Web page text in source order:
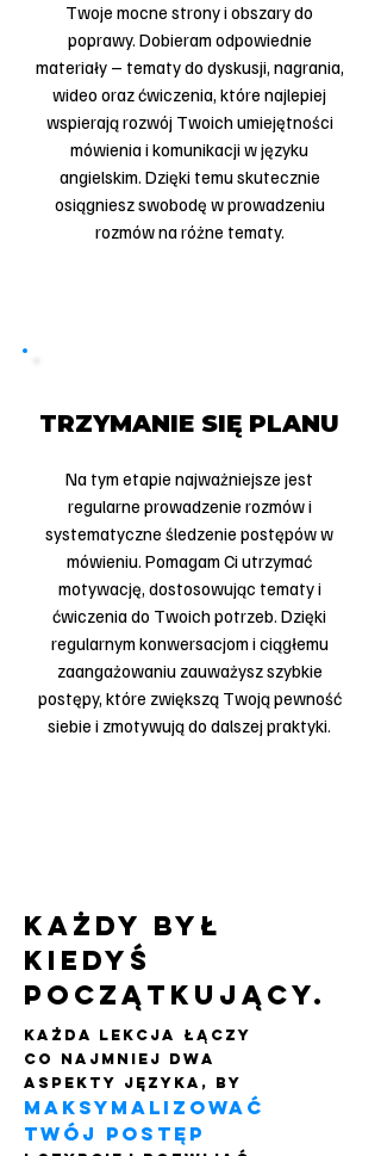
Twoje mocne strony i obszary do
poprawy. Dobieram odpowiednie
materiały – tematy do dyskusji, nagrania,
wideo oraz ćwiczenia, które najlepiej
wspierają rozwój Twoich umiejętności
mówienia i komunikacji w języku
angielskim. Dzięki temu skutecznie
osiągniesz swobodę w prowadzeniu
rozmów na różne tematy.
TRZYMANIE SIĘ PLANU
Na tym etapie najważniejsze jest
regularne prowadzenie rozmów i
systematyczne śledzenie postępów w
mówieniu. Pomagam Ci utrzymać
motywację, dostosowując tematy i
ćwiczenia do Twoich potrzeb. Dzięki
regularnym konwersacjom i ciągłemu
zaangażowaniu zauważysz szybkie
postępy, które zwiększą Twoją pewność
siebie i zmotywują do dalszej praktyki.
każdy był
kiedyś
początkujący.
każda lekcja łączy
co najmniej dwa
aspekty języka, by
maksymalizować
Twój postęp